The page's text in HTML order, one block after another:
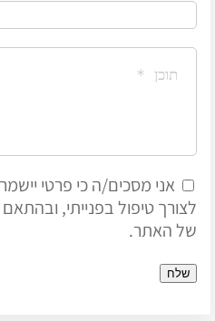
אני מסכים/ה כי פרטי
לצורך טיפול בפנייתי, ובהתאם
של האתר.